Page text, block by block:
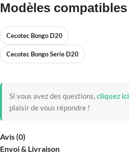
Modèles compatibles
Cecotec Bongo D20
Cecotec Bongo Serie D20
Si vous avez des questions,cliquez ici
plaisir de vous répondre !
Avis (0)
Envoi & Livraison